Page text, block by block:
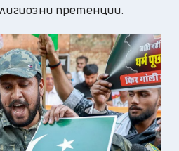
претенции.